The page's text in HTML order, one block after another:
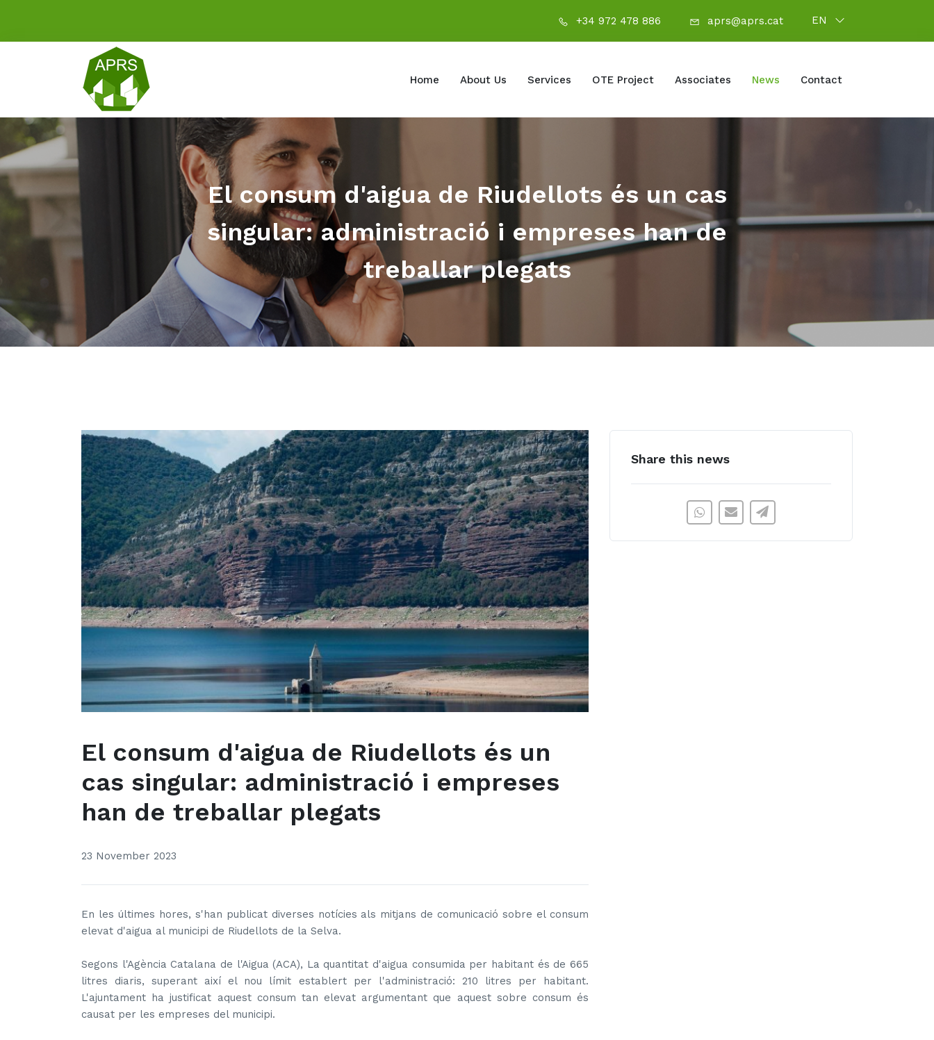
+34 972 478 886 aprs@aprs.cat EN
Home About Us Services OTE Project Associates News Contact
El consum d'aigua de Riudellots és un cas
singular: administració i empreses han de
treballar plegats
El consum d'aigua de Riudellots és un
cas singular: administració i empreses
han de treballar plegats
23 November 2023
En les últimes hores, s'han publicat diverses notícies als mitjans de comunicació sobre el consum
elevat d'aigua al municipi de Riudellots de la Selva.
Segons l'Agència Catalana de l'Aigua (ACA), La quantitat d'aigua consumida per habitant és de 665
litres diaris, superant així el nou límit establert per l'administració: 210 litres per habitant.
L'ajuntament ha justificat aquest consum tan elevat argumentant que aquest sobre consum és
causat per les empreses del municipi.
Share this news